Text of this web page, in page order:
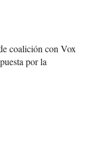
coalición con Vox
por la